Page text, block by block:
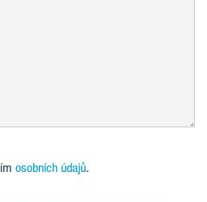
osobních údajů.